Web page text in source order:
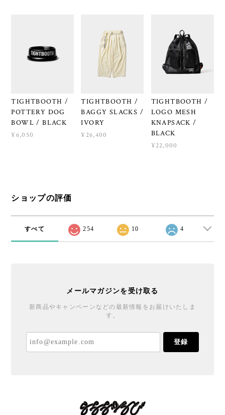
TIGHTBOOTH /
POTTERY DOG
BOWL / BLACK
¥6,050
TIGHTBOOTH /
BAGGY SLACKS /
IVORY
¥26,400
TIGHTBOOTH /
LOGO MESH
KNAPSACK /
BLACK
¥22,000
ショップの評価
すべて 254 10 4
メールマガジンを受け取る
新商品やキャンペーンなどの最新情報をお届けいたしま
す。
登録